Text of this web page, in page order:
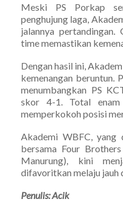
Meski PS Porkap
penghujung laga,
jalannya
time memastikan
Dengan hasil ini,
kemenangan beruntun.
menumbangkan PS
skor 4-1. Total enam
memperkokoh posisi
Akademi WBFC,
bersama Four
Manurung), kini
difavoritkan melaju jauh
Penulis: Acik